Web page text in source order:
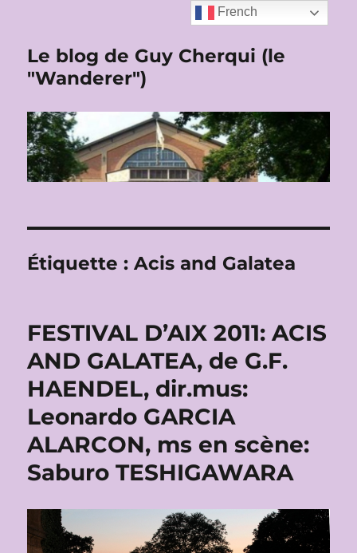
Le blog de Guy Cherqui (le
"Wanderer")
Étiquette :Acis and Galatea
FESTIVAL D’AIX 2011: ACIS
AND GALATEA, de G.F.
HAENDEL, dir.mus:
Leonardo GARCIA
ALARCON, ms en scène:
Saburo TESHIGAWARA
French